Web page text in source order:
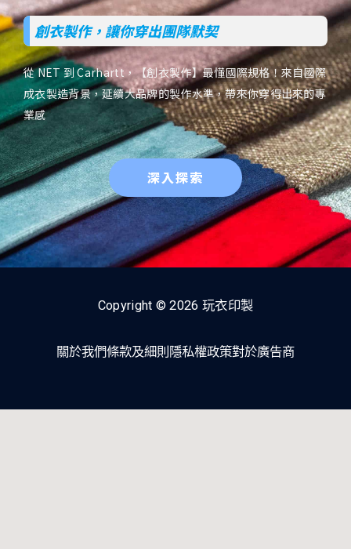
創衣製作，讓你穿出團隊默契
從 NET 到 Carhartt，【創衣製作】最懂國際規格！來自國際
成衣製造背景，延續大品牌的製作水準，帶來你穿得出來的專
業感
深入探索
Copyright © 2026 玩衣印製
關於我們條款及細則 隱私權政策對於廣告商